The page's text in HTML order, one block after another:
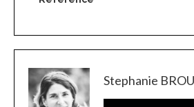
Stephanie